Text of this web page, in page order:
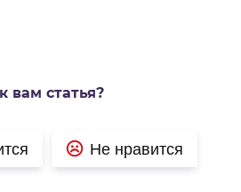
вам статья?
Не нравится